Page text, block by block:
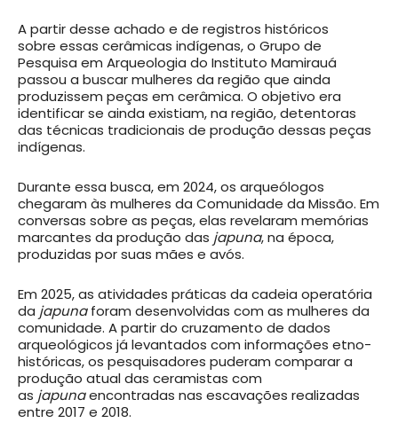
A partir desse achado e de registros históricos
sobre essas cerâmicas indígenas, o Grupo de
Pesquisa em Arqueologia do Instituto Mamirauá
passou a buscar mulheres da região que ainda
produzissem peças em cerâmica. O objetivo era
identificar se ainda existiam, na região, detentoras
das técnicas tradicionais de produção dessas peças
indígenas.
Durante essa busca, em 2024, os arqueólogos
chegaram às mulheres da Comunidade da Missão. Em
conversas sobre as peças, elas revelaram memórias
marcantes da produção das japuna, na época,
produzidas por suas mães e avós.
Em 2025, as atividades práticas da cadeia operatória
da japunaforam desenvolvidas com as mulheres da
comunidade. A partir do cruzamento de dados
arqueológicos já levantados com informações etno-
históricas, os pesquisadores puderam comparar a
produção atual das ceramistas com
as japunaencontradas nas escavações realizadas
entre 2017 e 2018.